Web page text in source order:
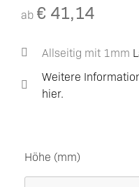
ab € 41,14
Allseitig mit 1mm
Weitere
hier.
Höhe (mm)